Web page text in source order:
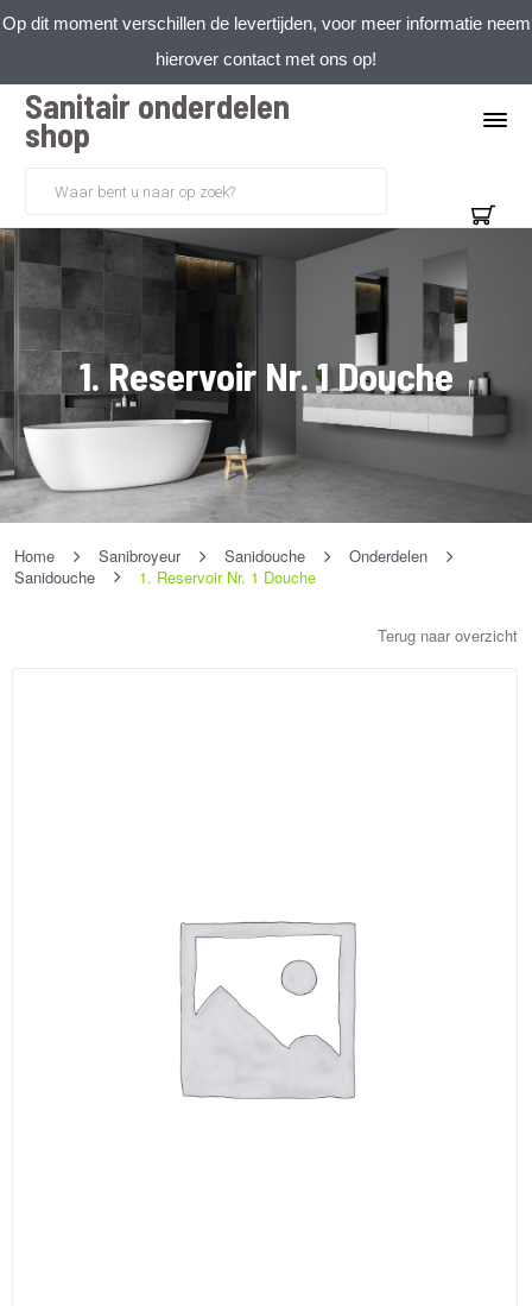
Op dit moment verschillen de levertijden, voor meer informatie neem
hierover contact met ons op!
Sanitair onderdelen
shop
1. Reservoir Nr. 1 Douche
Home Sanibroyeur Sanidouche
Onderdelen
Sanidouche
1. Reservoir Nr. 1 Douche
Terug naar overzicht